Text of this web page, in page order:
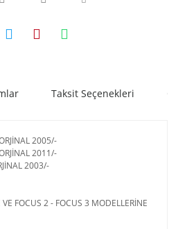
Taksit Seçenekleri
2005/-
2011/-
2003/-
FOCUS 2 - FOCUS 3 MODELLERİNE